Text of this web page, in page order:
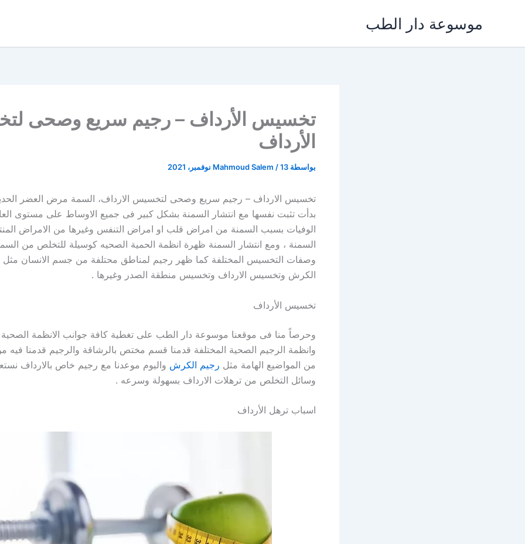
موسوعة دار الطب
تخسيس الأرداف – رجيم سريع وصحى
الأرداف
بواسطة Mahmoud Salem /13 نوفمبر، 2021
تخسيس الارداف – رجيم سريع وصحى لتخسيس الارداف، السمة مرض العضر
بدأت تثبت نفسها مع انتشار السمنة بشكل كبير فى جميع الاوساط على مستوى
الوفيات بسبب السمنة من امراض قلب او امراض التنفس وغيرها من الامراض
السمنة ، ومع انتشار السمنة ظهرة انظمة الحمية الصحيه كوسيلة للتخلص من
وصفات التخسيس المختلفة كما ظهر رجيم لمناطق محتلفة من جسم الانسان
الكرش وتخسيس الارداف وتخسيس منطقة الصدر وغيرها .
تخسيس الأرداف
وحرصاً منا فى موقعنا موسوعة دار الطب على تغطية كافة جوانب الانظمة الصحية
وانظمة الرجيم الصحية المختلفة قدمنا قسم مختص بالرشاقة والرجيم قدمنا فيه
من المواضيع الهامة مثل رجيم الكرش واليوم موعدنا مع رجيم خاص بالارداف
وسائل التخلص من ترهلات الارداف بسهولة وسرعه .
اسباب ترهل الأرداف